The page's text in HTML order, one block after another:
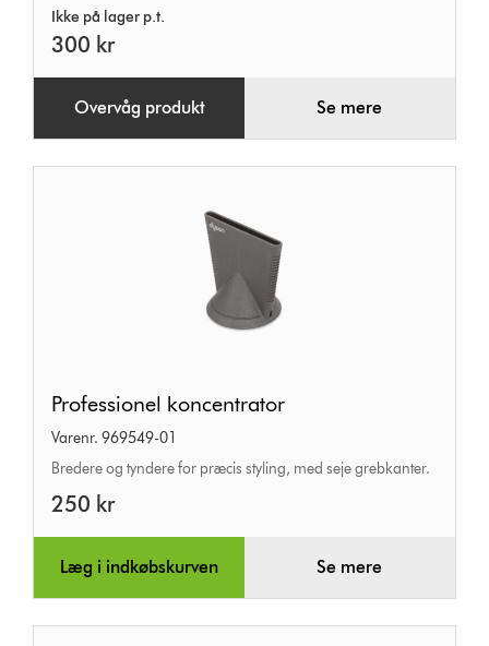
Ikke på lager p.t.
300 kr
Overvåg produkt Se mere
koncentrator
Professionel koncentrator
Varenr. 969549-01
Bredere og tyndere for præcis styling, med seje grebkanter.
250 kr
Læg i indkøbskurven Se mere